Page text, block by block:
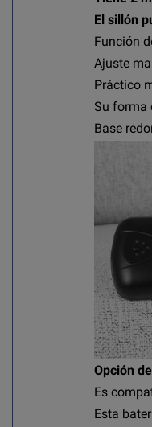
El sillón
Función
Ajuste
Práctico
Su forma
Base
Opción
Es
Esta